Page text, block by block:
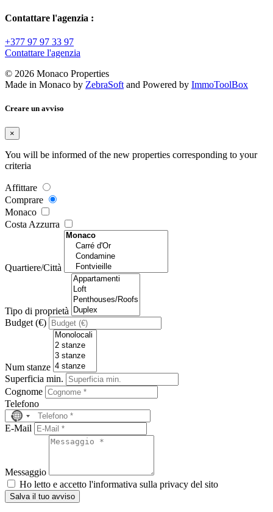
Contattare l'agenzia :
+377 97 97 33 97
Contattare l'agenzia
© 2026 Monaco Properties
Made in Monaco by ZebraSoft and Powered by ImmoToolBox
Creare un avviso
×
You will be informed of the new properties corresponding to your
criteria
Affittare
Comprare
Monaco
Costa Azzurra
Quartiere/Città
Tipo di proprietà
Budget (€)
Num stanze
Superficia min.
Cognome
Telefono
No
country
selected
E-Mail
Messaggio
Ho letto e accetto l'informativa sulla privacy del sito
Salva il tuo avviso